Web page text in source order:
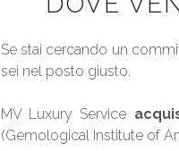
Se stai cercando un
sei nel posto giusto.
MV Luxury Service
(Gemological Institute of